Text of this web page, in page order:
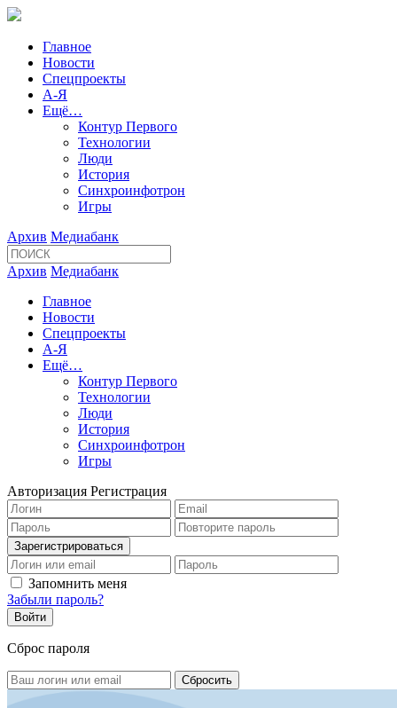
Главное
Новости
Спецпроекты
А-Я
Ещё…
Контур Первого
Технологии
Люди
История
Синхроинфотрон
Игры
Архив Медиабанк
Архив Медиабанк
Главное
Новости
Спецпроекты
А-Я
Ещё…
Контур Первого
Технологии
Люди
История
Синхроинфотрон
Игры
Авторизация Регистрация
Запомнить меня
Забыли пароль?
Сброс пароля